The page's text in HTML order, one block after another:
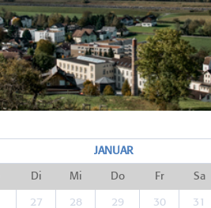
JANUAR
Di Mi Do Fr Sa
27 28 29 30 31